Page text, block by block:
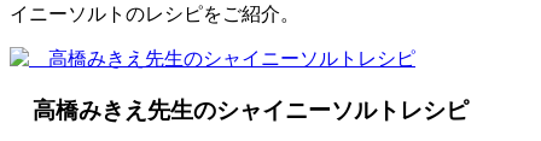
イニーソルトのレシピをご紹介。
高橋みきえ先生のシャイニーソルトレシピ